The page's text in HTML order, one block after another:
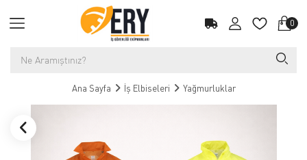
0
Ana Sayfa İş Elbiseleri Yağmurluklar